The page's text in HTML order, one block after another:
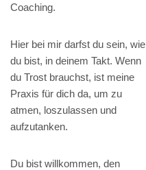
Coaching.
Hier bei mir darfst du sein, wie
du bist, in deinem Takt. Wenn
du Trost brauchst, ist meine
Praxis für dich da, um zu
atmen, loszulassen und
aufzutanken.
Du bist willkommen, den